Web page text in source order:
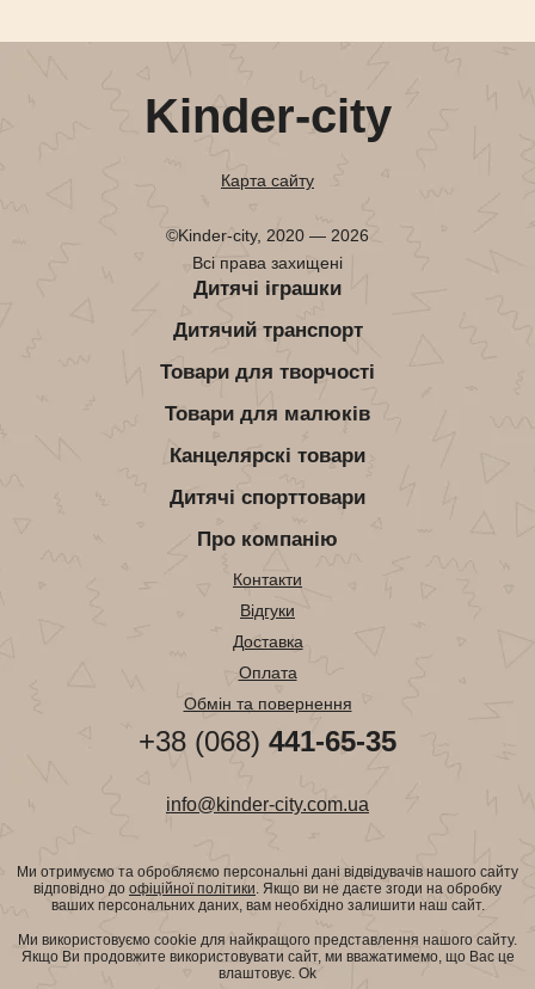
Kinder-city
Карта сайту
©Kinder-city, 2020 — 2026
Всі права захищені
Дитячі іграшки
Дитячий транспорт
Товари для творчості
Товари для малюків
Канцелярскі товари
Дитячі спорттовари
Про компанію
Контакти
Відгуки
Доставка
Оплата
Обмін та повернення
+38 (068) 441-65-35
info@kinder-city.com.ua
Ми отримуємо та обробляємо персональні дані відвідувачів нашого сайту
відповідно до офіційної політики. Якщо ви не даєте згоди на обробку
ваших персональних даних, вам необхідно залишити наш сайт.
Ми використовуємо cookie для найкращого представлення нашого сайту.
Якщо Ви продовжите використовувати сайт, ми вважатимемо, що Вас це
влаштовує. Ok